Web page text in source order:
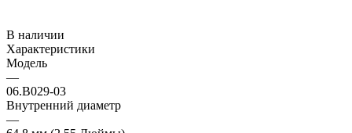
В наличии
Характеристики
Модель
—
06.В029-03
Внутренний диаметр
—